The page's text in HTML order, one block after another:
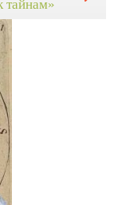
тайнам»